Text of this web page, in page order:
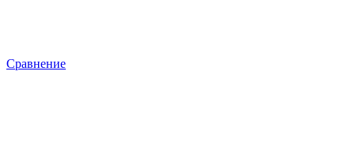
Сравнение